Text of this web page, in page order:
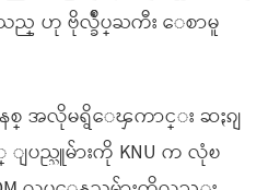
သည္ ဟု ဗိုလ္ခ်ဳပ္ႀကီး ေစာမူ
စနစ္ အလိုမရွိေၾကာင္း ဆႏၵျ
ည္သူမ်ားကို KNU က လုံၿ